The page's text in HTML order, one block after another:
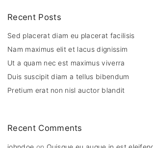
Recent Posts
Sed placerat diam eu placerat facilisis
Nam maximus elit et lacus dignissim
Ut a quam nec est maximus viverra
Duis suscipit diam a tellus bibendum
Pretium erat non nisl auctor blandit
Recent Comments